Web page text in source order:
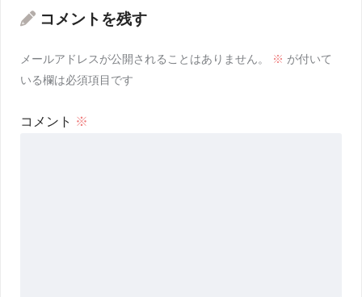
コメントを残す
メールアドレスが公開されることはありません。 ※ が付いて
いる欄は必須項目です
コメント ※